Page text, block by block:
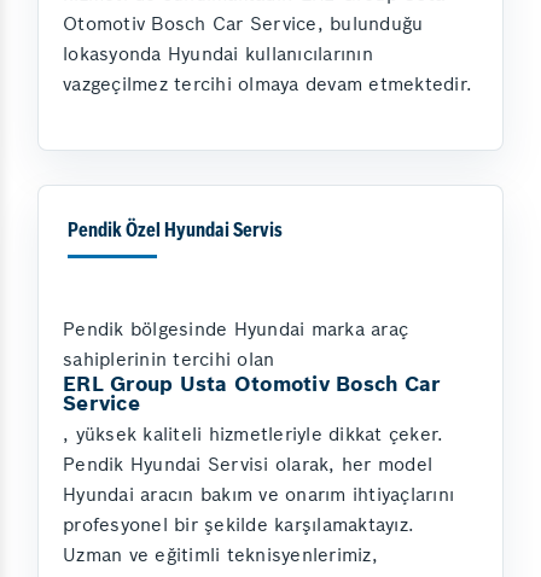
Otomotiv Bosch Car Service, bulunduğu
lokasyonda Hyundai kullanıcılarının
vazgeçilmez tercihi olmaya devam etmektedir.
Pendik Özel Hyundai Servis
Pendik bölgesinde Hyundai marka araç
sahiplerinin tercihi olan
ERL Group Usta Otomotiv Bosch Car
Service
, yüksek kaliteli hizmetleriyle dikkat çeker.
Pendik Hyundai Servisi olarak, her model
Hyundai aracın bakım ve onarım ihtiyaçlarını
profesyonel bir şekilde karşılamaktayız.
Uzman ve eğitimli teknisyenlerimiz,